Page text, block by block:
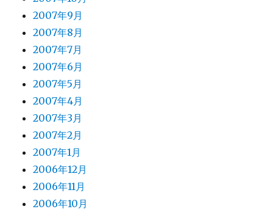
2007年9月
2007年8月
2007年7月
2007年6月
2007年5月
2007年4月
2007年3月
2007年2月
2007年1月
2006年12月
2006年11月
2006年10月